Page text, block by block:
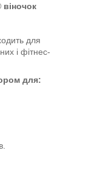
для
і фітнес-
для: